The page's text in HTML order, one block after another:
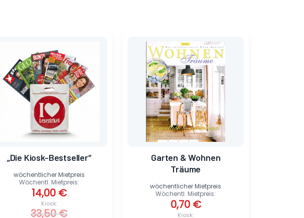
„Die Kiosk-Bestseller“
Kiosk:
33,50€
33,50 €
Wöchentl. Mietpreis:
14,00 €
14,00 €.
wöchentlicher Mietpreis
Garten & Wohnen
Träume
Kiosk:
Preis
war:
8,00 €
Wöchentl. Mietpreis:
0,70 €
Preis
0,70 €.
wöchentlicher Mietpreis